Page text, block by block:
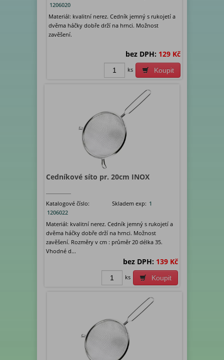
1206020
Materiál: kvalitní nerez. Cedník jemný s rukojetí a
dvěma háčky dobře drží na hrnci. Možnost
zavěšení.
bez DPH: 129 Kč
Koupit
ks
Cedníkové síto pr. 20cm INOX
Katalogové číslo:
1206022
Skladem exp: 1
Materiál: kvalitní nerez. Cedník jemný s rukojetí a
dvěma háčky dobře drží na hrnci. Možnost
zavěšení. Rozměry v cm : průměr 20 délka 35.
Vhodné d...
bez DPH: 139 Kč
Koupit
ks